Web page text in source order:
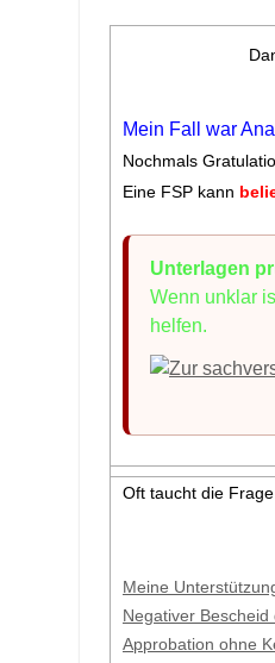
Mein Fall war
Nochmals
Eine FSP kann
Unterlagen
Wenn unklar
helfen.
Oft taucht die
Meine
Negativer
Approbation ohne